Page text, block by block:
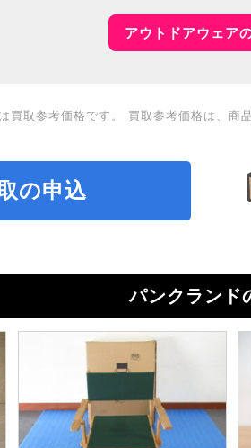
アウトドアウェア
買取参考価格です。 買取参考価格は、商
の申込
パンクランド